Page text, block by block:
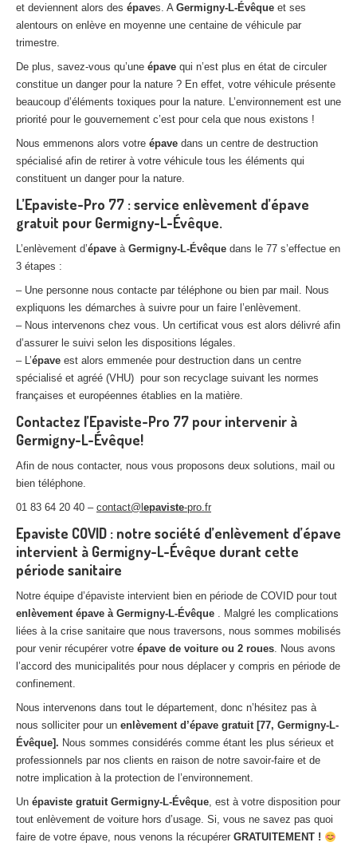
et deviennent alors des épaves. A Germigny-L-Évêque et ses
alentours on enlève en moyenne une centaine de véhicule par
trimestre.
De plus, savez-vous qu’une épave qui n’est plus en état de circuler
constitue un danger pour la nature ? En effet, votre véhicule présente
beaucoup d’éléments toxiques pour la nature. L’environnement est une
priorité pour le gouvernement c’est pour cela que nous existons !
Nous emmenons alors votre épave dans un centre de destruction
spécialisé afin de retirer à votre véhicule tous les éléments qui
constituent un danger pour la nature.
L’Epaviste-Pro 77 : service enlèvement d’épave
gratuit pour Germigny-L-Évêque.
L’enlèvement d’épave à Germigny-L-Évêque dans le 77 s’effectue en
3 étapes :
– Une personne nous contacte par téléphone ou bien par mail. Nous
expliquons les démarches à suivre pour un faire l’enlèvement.
– Nous intervenons chez vous. Un certificat vous est alors délivré afin
d’assurer le suivi selon les dispositions légales.
– L’épave est alors emmenée pour destruction dans un centre
spécialisé et agréé (VHU) pour son recyclage suivant les normes
françaises et européennes établies en la matière.
Contactez l’Epaviste-Pro 77 pour intervenir à
Germigny-L-Évêque!
Afin de nous contacter, nous vous proposons deux solutions, mail ou
bien téléphone.
01 83 64 20 40 – contact@l epaviste-pro.fr
Epaviste COVID : notre société d’enlèvement d’épave
intervient à Germigny-L-Évêque durant cette
période sanitaire
Notre équipe d’épaviste intervient bien en période de COVID pour tout
enlèvement épave à Germigny-L-Évêque . Malgré les complications
liées à la crise sanitaire que nous traversons, nous sommes mobilisés
pour venir récupérer votre épave de voiture ou 2 roues. Nous avons
l’accord des municipalités pour nous déplacer y compris en période de
confinement.
Nous intervenons dans tout le département, donc n’hésitez pas à
nous solliciter pour un enlèvement d’épave gratuit [77, Germigny-L-
Évêque]. Nous sommes considérés comme étant les plus sérieux et
professionnels par nos clients en raison de notre savoir-faire et de
notre implication à la protection de l’environnement.
Un épaviste gratuit Germigny-L-Évêque, est à votre disposition pour
tout enlèvement de voiture hors d’usage. Si, vous ne savez pas quoi
faire de votre épave, nous venons la récupérer GRATUITEMENT !